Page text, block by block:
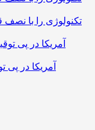
تکنولوژی را با نصف